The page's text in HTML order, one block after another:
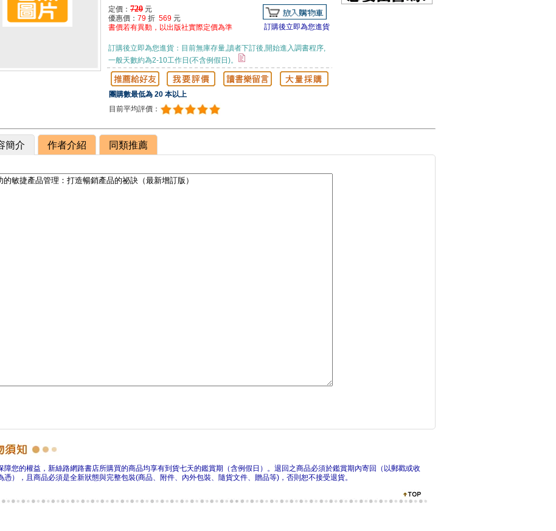
定價： 720 元
優惠價： 79 折 569 元
書價若有異動，以出版社實際定價為準
訂購後立即為您進貨
訂購後立即為您進貨：目前無庫存量,讀者下訂後,開始進入調書程序,
一般天數約為2-10工作日(不含例假日)。
團購數最低為 20 本以上
目前平均評價：
簡介 作者介紹 同類推薦
障您的權益，新絲路網路書店所購買的商品均享有到貨七天的鑑賞期（含例假日）。退回之商品必須於鑑賞期內寄回（以郵戳或收
憑），且商品必須是全新狀態與完整包裝(商品、附件、內外包裝、隨貨文件、贈品等)，否則恕不接受退貨。